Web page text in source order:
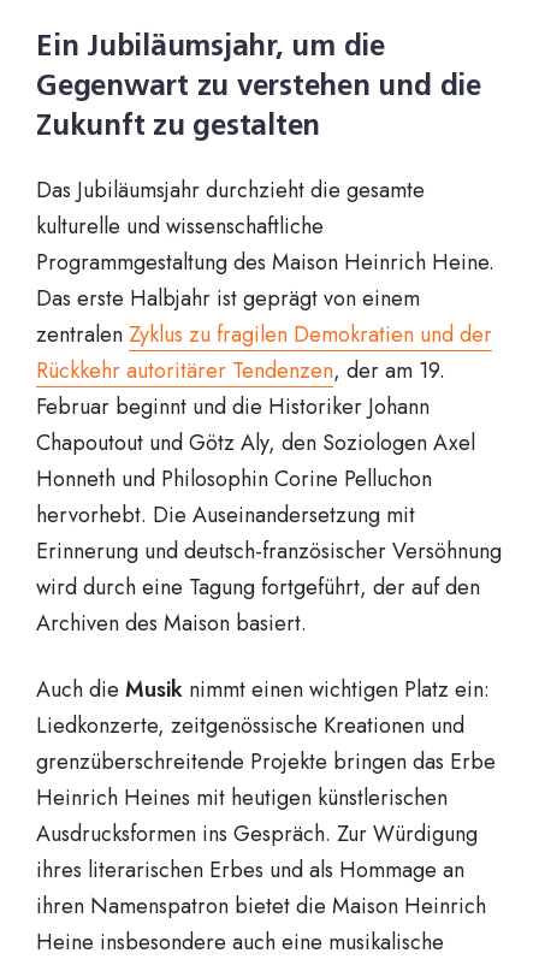
Ein Jubiläumsjahr, um die
Gegenwart zu verstehen und die
Zukunft zu gestalten
Das Jubiläumsjahr durchzieht die gesamte
kulturelle und wissenschaftliche
Programmgestaltung des Maison Heinrich Heine.
Das erste Halbjahr ist geprägt von einem
zentralenZyklus zu fragilen Demokratien und der
Rückkehr autoritärer Tendenzen, der am 19.
Februar beginnt und die Historiker Johann
Chapoutout und Götz Aly, den Soziologen Axel
Honneth und Philosophin Corine Pelluchon
hervorhebt. Die Auseinandersetzung mit
Erinnerung und deutsch-französischer Versöhnung
wird durch eine Tagung fortgeführt, der auf den
Archiven des Maison basiert.
Auch die Musik nimmt einen wichtigen Platz ein:
Liedkonzerte, zeitgenössische Kreationen und
grenzüberschreitende Projekte bringen das Erbe
Heinrich Heines mit heutigen künstlerischen
Ausdrucksformen ins Gespräch. Zur Würdigung
ihres literarischen Erbes und als Hommage an
ihren Namenspatron bietet die Maison Heinrich
Heine insbesondere auch eine musikalische